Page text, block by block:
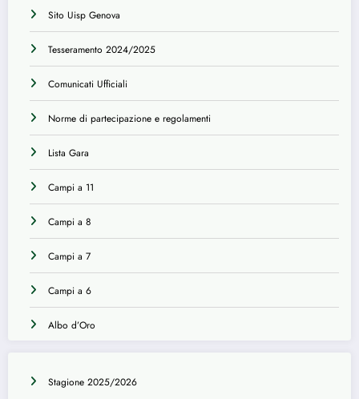
Sito Uisp Genova
Tesseramento 2024/2025
Comunicati Ufficiali
Norme di partecipazione e regolamenti
Lista Gara
Campi a 11
Campi a 8
Campi a 7
Campi a 6
Albo d’Oro
Stagione 2025/2026